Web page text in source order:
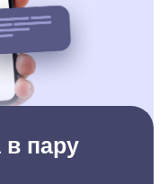
в пару